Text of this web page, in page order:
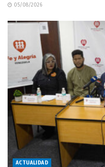
05/08/2026
ACTUALIDAD